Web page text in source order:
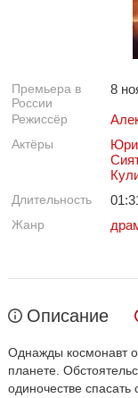
Премьера в
России
8
Режиссёр
Актёры
Длительность
Жанр
Описание
Однажды космонавт
планете.
одиночестве